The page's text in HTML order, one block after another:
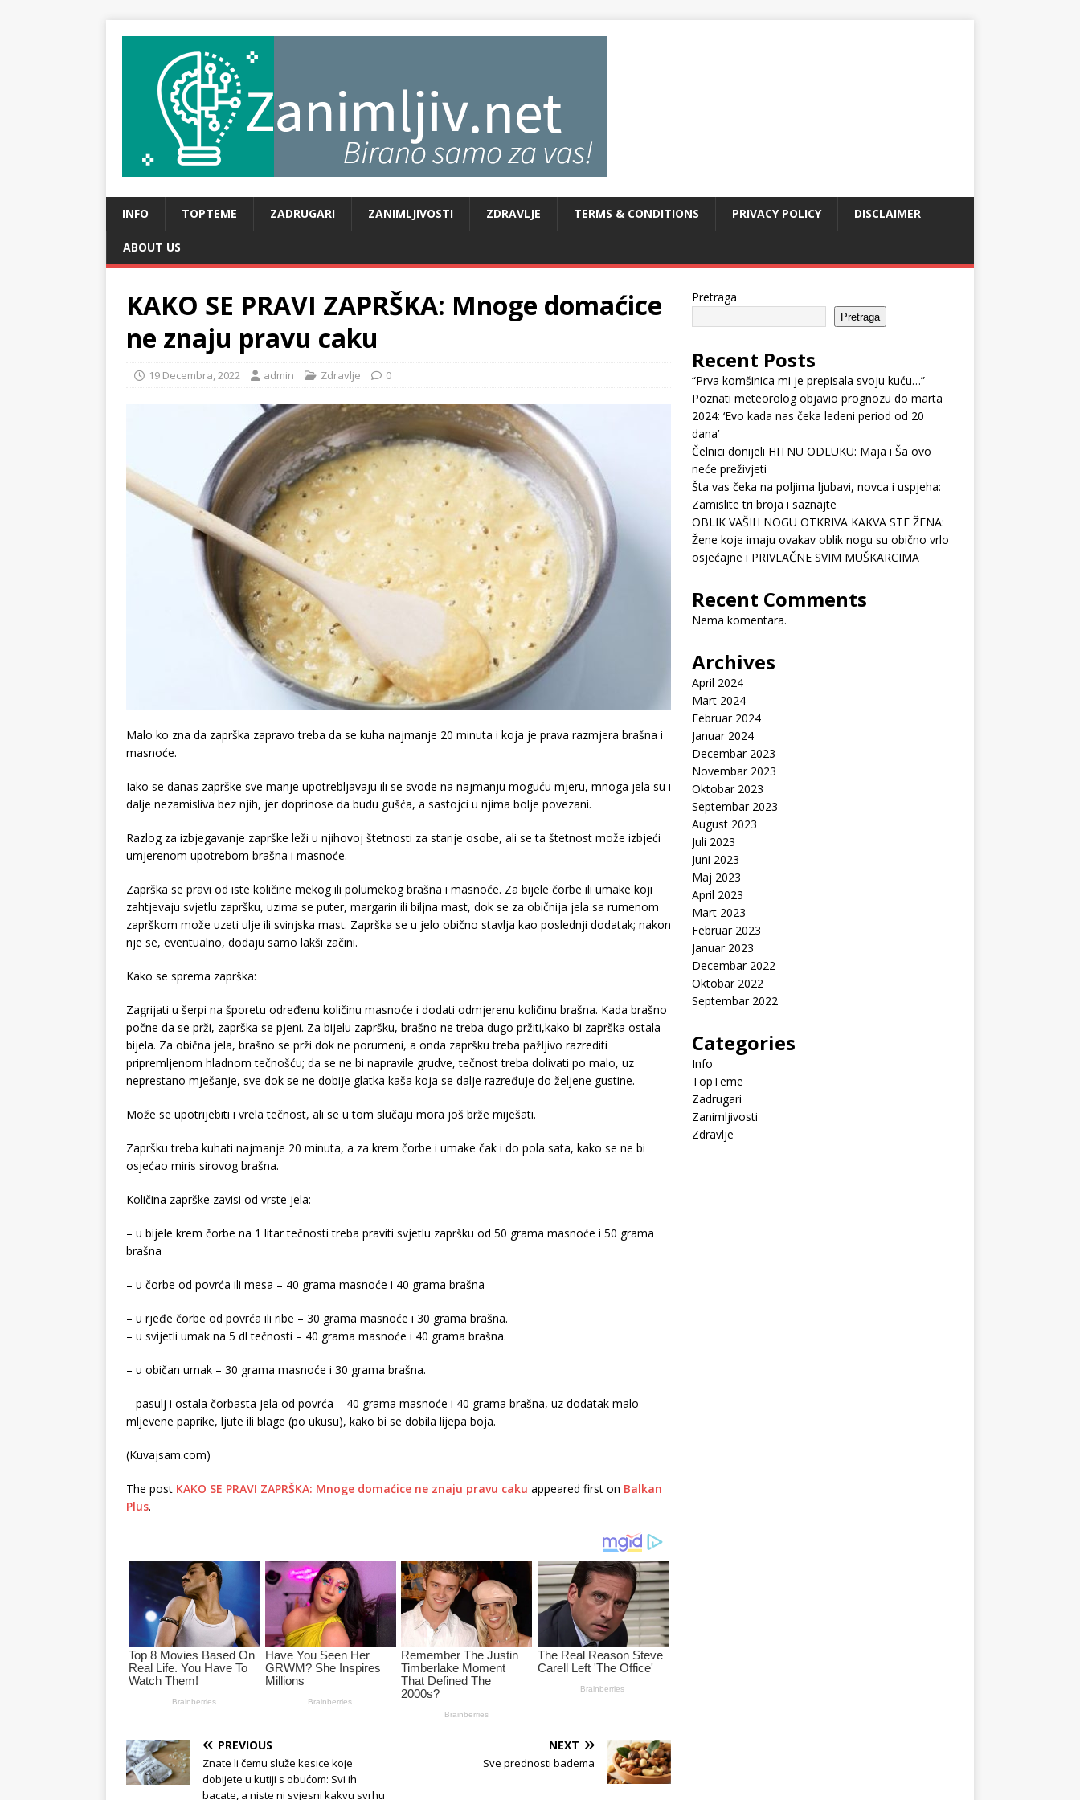
INFO TOPTEME ZADRUGARI ZANIMLJIVOSTI ZDRAVLJE TERMS & CONDITIONS PRIVACY POLICY DISCLAIMER
ABOUT US
KAKO SE PRAVI ZAPRŠKA: Mnoge domaćice
ne znaju pravu caku
19 Decembra, 2022 admin Zdravlje 0
Malo ko zna da zaprška zapravo treba da se kuha najmanje 20 minuta i koja je prava razmjera brašna i
masnoće.
Iako se danas zaprške sve manje upotrebljavaju ili se svode na najmanju moguću mjeru, mnoga jela su i
dalje nezamisliva bez njih, jer doprinose da budu gušća, a sastojci u njima bolje povezani.
Razlog za izbjegavanje zaprške leži u njihovoj štetnosti za starije osobe, ali se ta štetnost može izbjeći
umjerenom upotrebom brašna i masnoće.
Zaprška se pravi od iste količine mekog ili polumekog brašna i masnoće. Za bijele čorbe ili umake koji
zahtjevaju svjetlu zapršku, uzima se puter, margarin ili biljna mast, dok se za običnija jela sa rumenom
zaprškom može uzeti ulje ili svinjska mast. Zaprška se u jelo obično stavlja kao poslednji dodatak; nakon
nje se, eventualno, dodaju samo lakši začini.
Kako se sprema zaprška:
Zagrijati u šerpi na šporetu određenu količinu masnoće i dodati odmjerenu količinu brašna. Kada brašno
počne da se prži, zaprška se pjeni. Za bijelu zapršku, brašno ne treba dugo pržiti,kako bi zaprška ostala
bijela. Za obična jela, brašno se prži dok ne porumeni, a onda zapršku treba pažljivo razrediti
pripremljenom hladnom tečnošću; da se ne bi napravile grudve, tečnost treba dolivati po malo, uz
neprestano mješanje, sve dok se ne dobije glatka kaša koja se dalje razređuje do željene gustine.
Može se upotrijebiti i vrela tečnost, ali se u tom slučaju mora još brže miješati.
Zapršku treba kuhati najmanje 20 minuta, a za krem čorbe i umake čak i do pola sata, kako se ne bi
osjećao miris sirovog brašna.
Količina zaprške zavisi od vrste jela:
– u bijele krem čorbe na 1 litar tečnosti treba praviti svjetlu zapršku od 50 grama masnoće i 50 grama
brašna
– u čorbe od povrća ili mesa – 40 grama masnoće i 40 grama brašna
– u rjeđe čorbe od povrća ili ribe – 30 grama masnoće i 30 grama brašna.
– u svijetli umak na 5 dl tečnosti – 40 grama masnoće i 40 grama brašna.
– u običan umak – 30 grama masnoće i 30 grama brašna.
– pasulj i ostala čorbasta jela od povrća – 40 grama masnoće i 40 grama brašna, uz dodatak malo
mljevene paprike, ljute ili blage (po ukusu), kako bi se dobila lijepa boja.
(Kuvajsam.com)
The post KAKO SE PRAVI ZAPRŠKA: Mnoge domaćice ne znaju pravu caku appeared first on Balkan
Plus.
PREVIOUS
Znate li čemu služe kesice koje
dobijete u kutiji s obućom: Svi ih
bacate, a niste ni svjesni kakvu svrhu
NEXT
Sve prednosti badema
Pretraga
Pretraga
Recent Posts
“Prva komšinica mi je prepisala svoju kuću…”
Poznati meteorolog objavio prognozu do marta
2024: ‘Evo kada nas čeka ledeni period od 20
dana’
Čelnici donijeli HITNU ODLUKU: Maja i Ša ovo
neće preživjeti
Šta vas čeka na poljima ljubavi, novca i uspjeha:
Zamislite tri broja i saznajte
OBLIK VAŠIH NOGU OTKRIVA KAKVA STE ŽENA:
Žene koje imaju ovakav oblik nogu su obično vrlo
osjećajne i PRIVLAČNE SVIM MUŠKARCIMA
Recent Comments
Nema komentara.
Archives
April 2024
Mart 2024
Februar 2024
Januar 2024
Decembar 2023
Novembar 2023
Oktobar 2023
Septembar 2023
August 2023
Juli 2023
Juni 2023
Maj 2023
April 2023
Mart 2023
Februar 2023
Januar 2023
Decembar 2022
Oktobar 2022
Septembar 2022
Categories
Info
TopTeme
Zadrugari
Zanimljivosti
Zdravlje